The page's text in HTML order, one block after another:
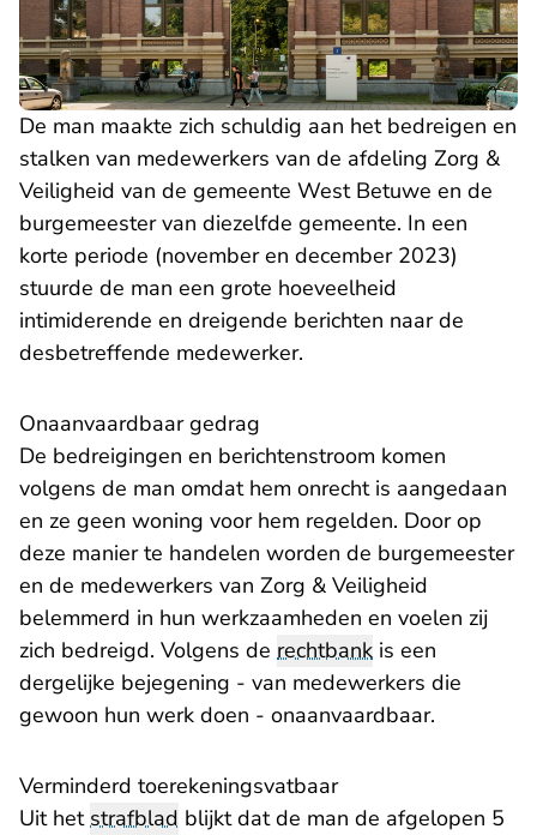
De man maakte zich schuldig aan het bedreigen en
stalken van medewerkers van de afdeling Zorg &
Veiligheid van de gemeente West Betuwe en de
burgemeester van diezelfde gemeente. In een
korte periode (november en december 2023)
stuurde de man een grote hoeveelheid
intimiderende en dreigende berichten naar de
desbetreffende medewerker.
Onaanvaardbaar gedrag
De bedreigingen en berichtenstroom komen
volgens de man omdat hem onrecht is aangedaan
en ze geen woning voor hem regelden. Door op
deze manier te handelen worden de burgemeester
en de medewerkers van Zorg & Veiligheid
belemmerd in hun werkzaamheden en voelen zij
zich bedreigd. Volgens de rechtbank is een
dergelijke bejegening - van medewerkers die
gewoon hun werk doen - onaanvaardbaar.
Verminderd toerekeningsvatbaar
Uit hetstrafblad blijkt dat de man de afgelopen 5